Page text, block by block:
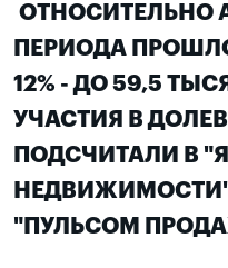
ОТНОСИТЕЛЬНО
ПЕРИОДА
12% - ДО 59,5
УЧАСТИЯ В
ПОДСЧИТАЛИ В
"ПУЛЬСОМ